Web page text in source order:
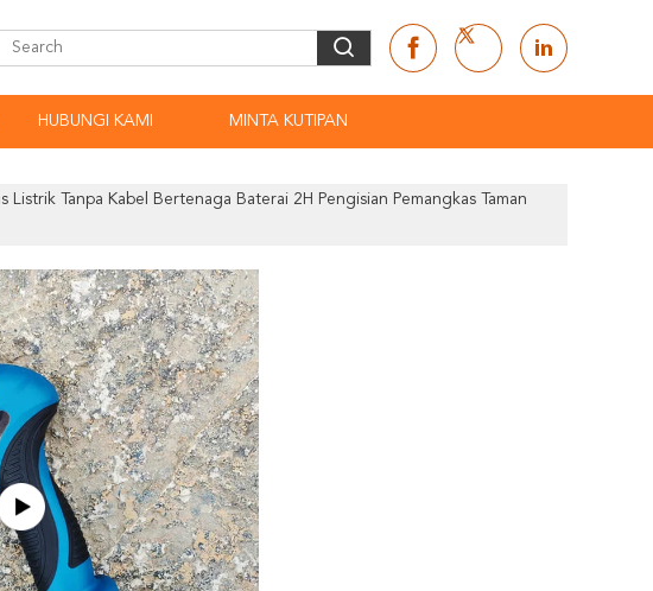
HUBUNGI KAMI MINTA KUTIPAN
Listrik Tanpa Kabel Bertenaga Baterai 2H Pengisian Pemangkas Taman